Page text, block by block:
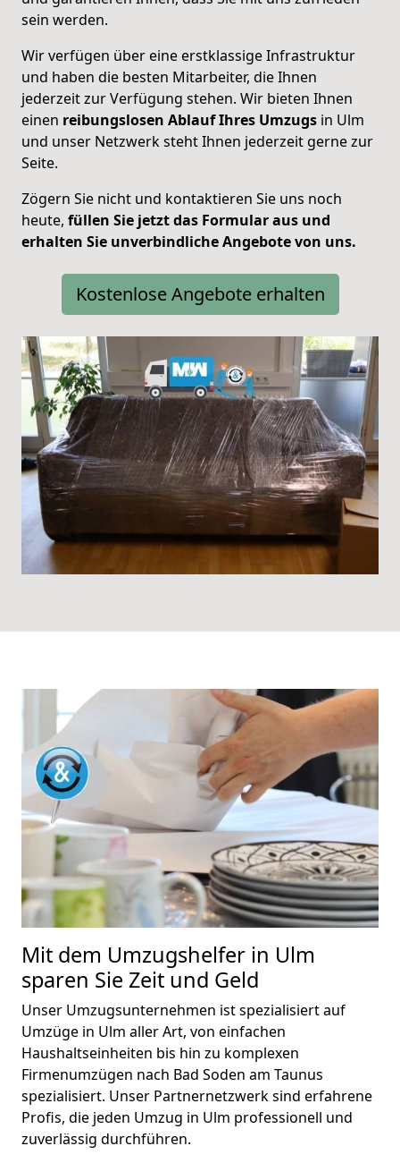
sein werden.
Wir verfügen über eine erstklassige Infrastruktur
und haben die besten Mitarbeiter, die Ihnen
jederzeit zur Verfügung stehen. Wir bieten Ihnen
einen reibungslosen Ablauf Ihres Umzugs in Ulm
und unser Netzwerk steht Ihnen jederzeit gerne zur
Seite.
Zögern Sie nicht und kontaktieren Sie uns noch
heute, füllen Sie jetzt das Formular aus und
erhalten Sie unverbindliche Angebote von uns.
Kostenlose Angebote erhalten
Mit dem Umzugshelfer in Ulm
sparen Sie Zeit und Geld
Unser Umzugsunternehmen ist spezialisiert auf
Umzüge in Ulm aller Art, von einfachen
Haushaltseinheiten bis hin zu komplexen
Firmenumzügen nach Bad Soden am Taunus
spezialisiert. Unser Partnernetzwerk sind erfahrene
Profis, die jeden Umzug in Ulm professionell und
zuverlässig durchführen.